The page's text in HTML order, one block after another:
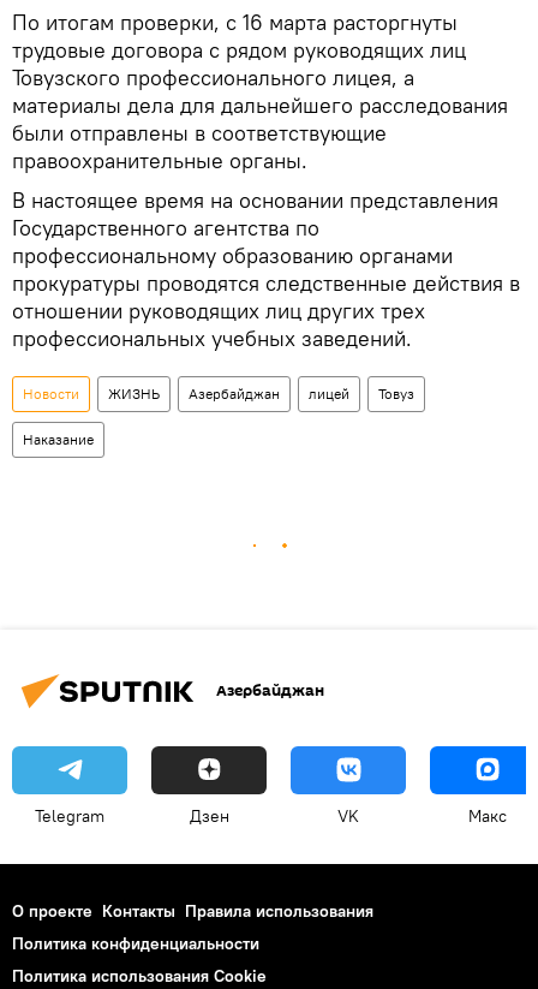
По итогам проверки, с 16 марта расторгнуты
трудовые договора с рядом руководящих лиц
Товузского профессионального лицея, а
материалы дела для дальнейшего расследования
были отправлены в соответствующие
правоохранительные органы.
В настоящее время на основании представления
Государственного агентства по
профессиональному образованию органами
прокуратуры проводятся следственные действия в
отношении руководящих лиц других трех
профессиональных учебных заведений.
Новости ЖИЗНЬ Азербайджан лицей Товуз
Наказание
Азербайджан
Telegram Дзен VK Макс
О проекте Контакты Правила использования
Политика конфиденциальности
Политика использования Cookie